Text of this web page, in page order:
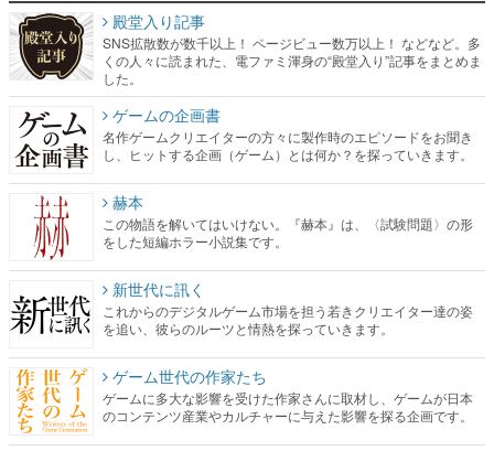
殿堂入り記事
SNS拡散数が数千以上！ ページビュー数万以上！ などなど。多
くの人々に読まれた、電ファミ渾身の“殿堂入り”記事をまとめま
した。
ゲームの企画書
名作ゲームクリエイターの方々に製作時のエピソードをお聞き
し、ヒットする企画（ゲーム）とは何か？を探っていきます。
赫本
この物語を解いてはいけない。『赫本』は、〈試験問題〉の形
をした短編ホラー小説集です。
新世代に訊く
これからのデジタルゲーム市場を担う若きクリエイター達の姿
を追い、彼らのルーツと情熱を探っていきます。
ゲーム世代の作家たち
ゲームに多大な影響を受けた作家さんに取材し、ゲームが日本
のコンテンツ産業やカルチャーに与えた影響を探る企画です。